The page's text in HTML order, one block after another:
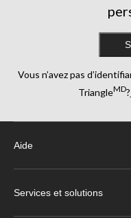
Vous n’avez pas
TriangleMD?
Aide
Services et solutions